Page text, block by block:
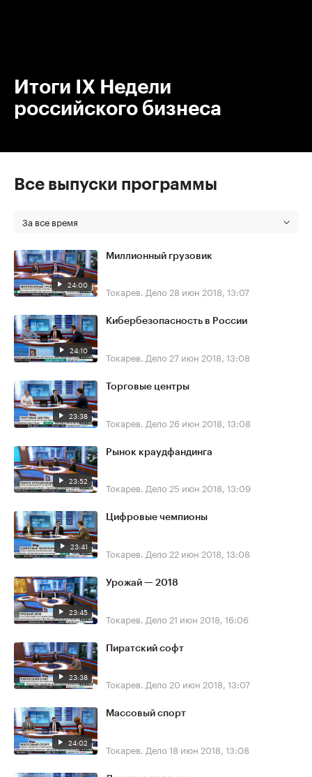
Итоги IX Недели
российского бизнеса
Все выпуски программы
За все время
24:00
Миллионный грузовик
Токарев. Дело 28 июн 2018, 13:07
24:10
Кибербезопасность в России
Токарев. Дело 27 июн 2018, 13:08
23:38
Торговые центры
Токарев. Дело 26 июн 2018, 13:08
23:52
Рынок краудфандинга
Токарев. Дело 25 июн 2018, 13:09
23:41
Цифровые чемпионы
Токарев. Дело 22 июн 2018, 13:08
23:45
Урожай — 2018
Токарев. Дело 21 июн 2018, 16:06
23:38
Пиратский софт
Токарев. Дело 20 июн 2018, 13:07
24:02
Массовый спорт
Токарев. Дело18 июн 2018, 13:08